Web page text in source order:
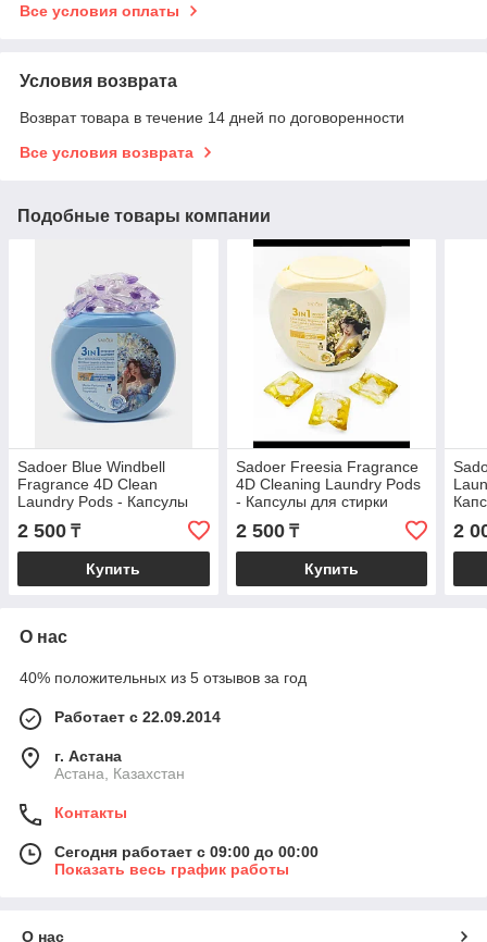
Все условия оплаты
Условия возврата
Возврат товара в течение 14 дней по договоренности
Все условия возврата
Подобные товары компании
Sadoer Blue Windbell
Fragrance 4D Clean
Laundry Pods - Капсулы
для чистого белья 4D
12g×36pcs
2 500 ₸
Купить
Sadoer Freesia Fragrance
4D Cleaning Laundry Pods
- Капсулы для стирки
белья с ароматом фрезии
4D 12g×36pcs
2 500₸
Купить
шт.
2
О нас
40% положительных из 5 отзывов за год
Работает с 22.09.2014
г. Астана
Астана, Казахстан
Контакты
Сегодня работает с 09:00 до 00:00
Показать весь график работы
О нас